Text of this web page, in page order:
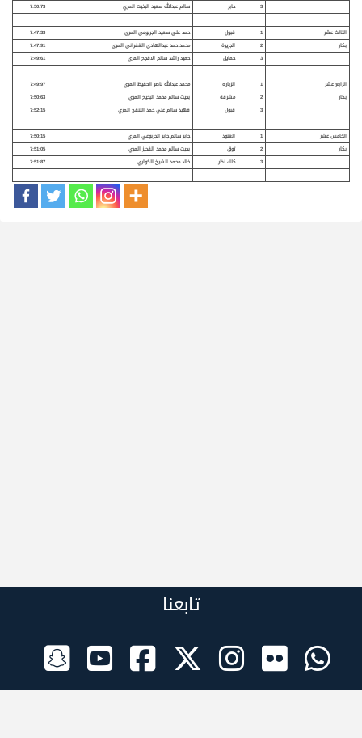
3
خابر سالم عبدالله سعيد البخيت المري 7:50:73
الثالث عشر 1 قبول حمد علي سعيد الجربوعي المري
7:47:33
بكار
2 الجزيرة محمد حمد عبدالهادي الغفراني المري
7:47:91
3
جمايل حميد راشد سالم الافجح المري 7:49:61
الرابع عشر 1 الزباره محمد عبدالله ناصر الحفيظ المري
7:49:97
بكار
2 مشرفه بخيت سالم محمد البحيح المري
7:50:63
3
قبول فهيد سالم علي حمد اللنقح المري 7:52:15
الخامس عشر 1 العنود جابر سالم جابر الجربوعي المري
7:50:15
بكار
2 توق بخيت سالم محمد القحيز المري
7:51:05
3
كلك نظر خالد محمد الشيخ الكواري 7:51:87
تابعنا